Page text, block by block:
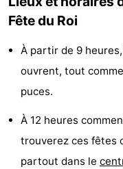
-
Faire
vélo
-
Vie
Nocturne
Aliments
Fête du Roi
À partir de 9
ouvrent, tout
puces.
À 12 heures
trouverez ces fêtes
partout dans le